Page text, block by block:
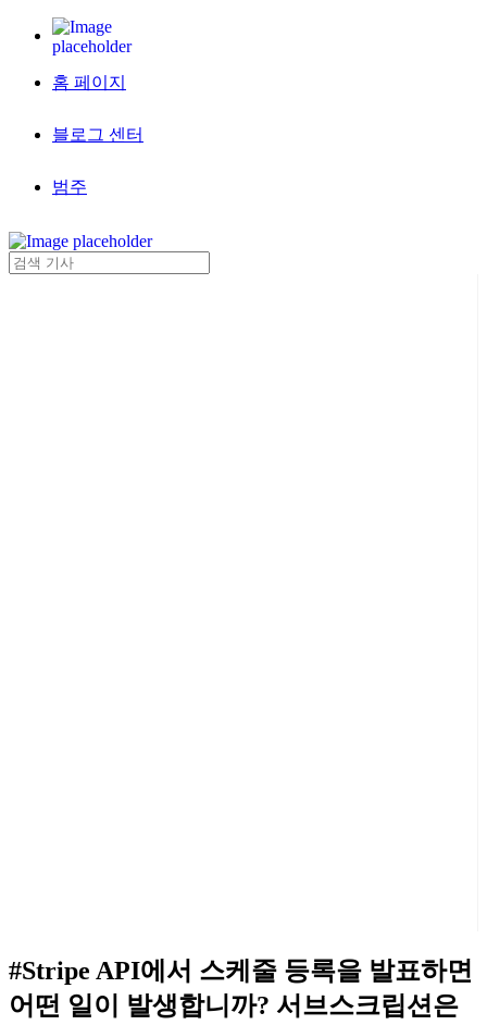
홈 페이지
블로그 센터
범주
#Stripe API에서 스케줄 등록을 발표하면
어떤 일이 발생합니까? 서브스크립션은